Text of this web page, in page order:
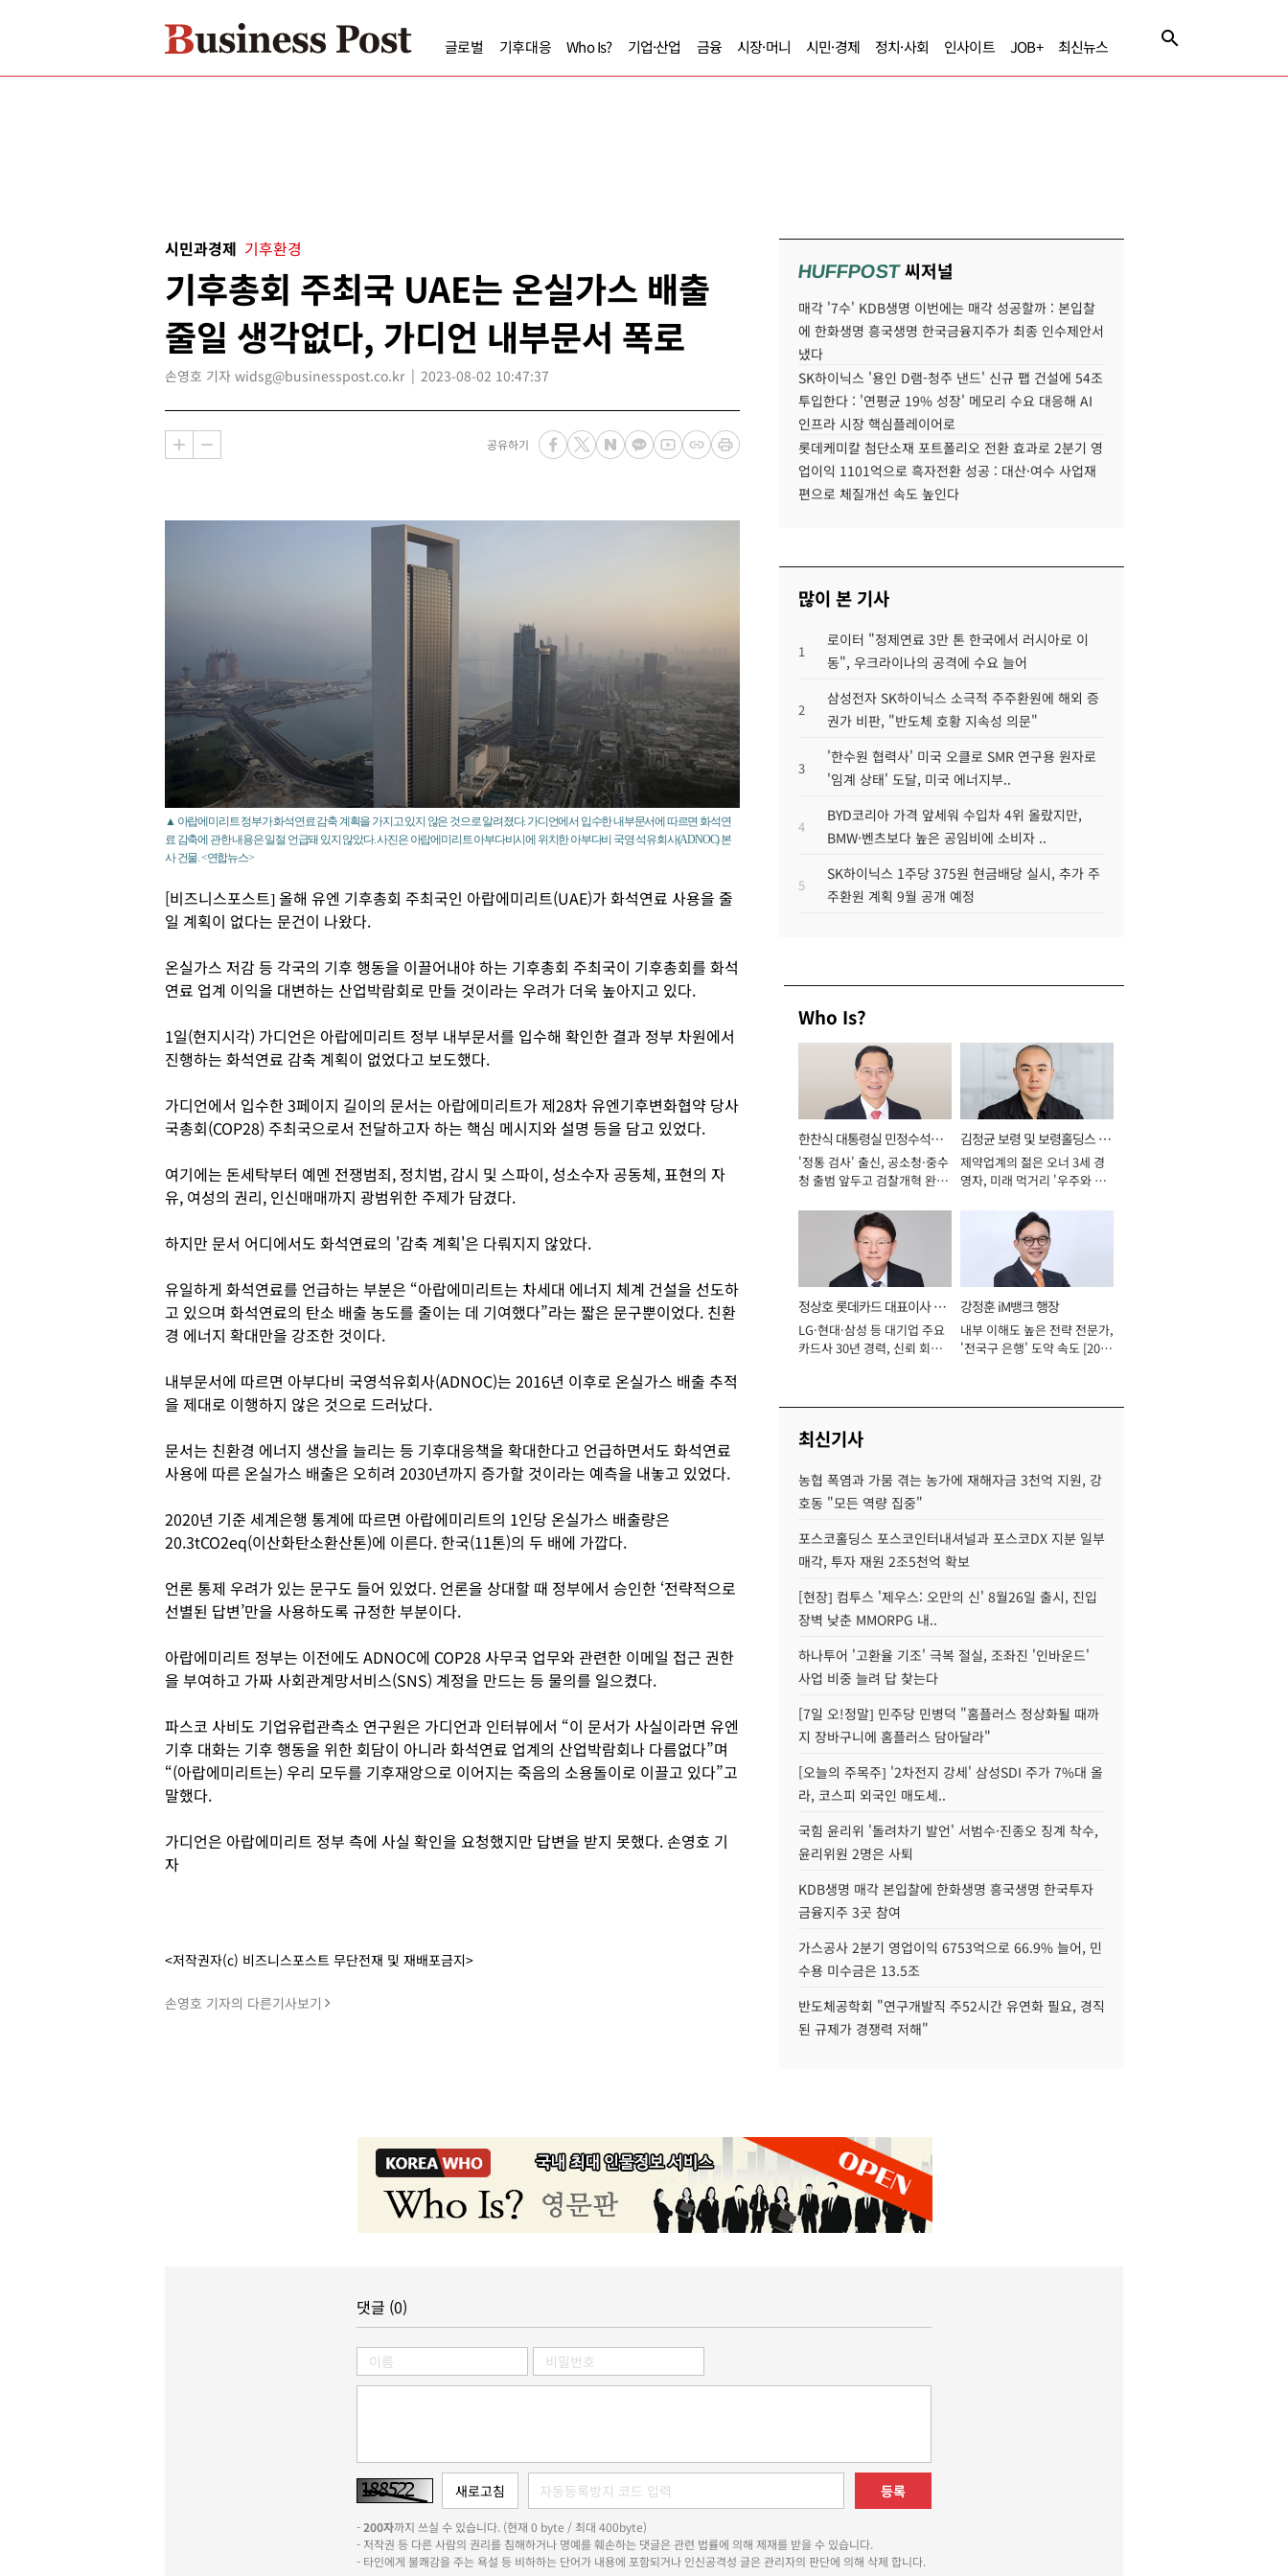
글로벌 기후대응 Who Is? 기업·산업 금융 시장·머니 시민·경제 정치·사회 인사이트 JOB+ 최신뉴스
시민과경제 기후환경
기후총회 주최국 UAE는 온실가스 배출
줄일 생각없다, 가디언 내부문서 폭로
손영호 기자 widsg@businesspost.co.kr 2023-08-02 10:47:37
공유하기
▲ 아랍에미리트 정부가 화석연료 감축 계획을 가지고 있지 않은 것으로 알려졌다. 가디언에서 입수한 내부문서에 따르면 화석연
료 감축에 관한 내용은 일절 언급돼 있지 않았다. 사진은 아랍에미리트 아부다비시에 위치한 아부다비 국영 석유회사(ADNOC) 본
사 건물. <연합뉴스>
[비즈니스포스트] 올해 유엔 기후총회 주최국인 아랍에미리트(UAE)가 화석연료 사용을 줄
일 계획이 없다는 문건이 나왔다.
온실가스 저감 등 각국의 기후 행동을 이끌어내야 하는 기후총회 주최국이 기후총회를 화석
연료 업계 이익을 대변하는 산업박람회로 만들 것이라는 우려가 더욱 높아지고 있다.
1일(현지시각) 가디언은 아랍에미리트 정부 내부문서를 입수해 확인한 결과 정부 차원에서
진행하는 화석연료 감축 계획이 없었다고 보도했다.
가디언에서 입수한 3페이지 길이의 문서는 아랍에미리트가 제28차 유엔기후변화협약 당사
국총회(COP28) 주최국으로서 전달하고자 하는 핵심 메시지와 설명 등을 담고 있었다.
여기에는 돈세탁부터 예멘 전쟁범죄, 정치범, 감시 및 스파이, 성소수자 공동체, 표현의 자
유, 여성의 권리, 인신매매까지 광범위한 주제가 담겼다.
하지만 문서 어디에서도 화석연료의 '감축 계획'은 다뤄지지 않았다.
유일하게 화석연료를 언급하는 부분은 “아랍에미리트는 차세대 에너지 체계 건설을 선도하
고 있으며 화석연료의 탄소 배출 농도를 줄이는 데 기여했다”라는 짧은 문구뿐이었다. 친환
경 에너지 확대만을 강조한 것이다.
내부문서에 따르면 아부다비 국영석유회사(ADNOC)는 2016년 이후로 온실가스 배출 추적
을 제대로 이행하지 않은 것으로 드러났다.
문서는 친환경 에너지 생산을 늘리는 등 기후대응책을 확대한다고 언급하면서도 화석연료
사용에 따른 온실가스 배출은 오히려 2030년까지 증가할 것이라는 예측을 내놓고 있었다.
2020년 기준 세계은행 통계에 따르면 아랍에미리트의 1인당 온실가스 배출량은
20.3tCO2eq(이산화탄소환산톤)에 이른다. 한국(11톤)의 두 배에 가깝다.
언론 통제 우려가 있는 문구도 들어 있었다. 언론을 상대할 때 정부에서 승인한 ‘전략적으로
선별된 답변’만을 사용하도록 규정한 부분이다.
아랍에미리트 정부는 이전에도 ADNOC에 COP28 사무국 업무와 관련한 이메일 접근 권한
을 부여하고 가짜 사회관계망서비스(SNS) 계정을 만드는 등 물의를 일으켰다.
파스코 사비도 기업유럽관측소 연구원은 가디언과 인터뷰에서 “이 문서가 사실이라면 유엔
기후 대화는 기후 행동을 위한 회담이 아니라 화석연료 업계의 산업박람회나 다름없다”며
“(아랍에미리트는) 우리 모두를 기후재앙으로 이어지는 죽음의 소용돌이로 이끌고 있다”고
말했다.
가디언은 아랍에미리트 정부 측에 사실 확인을 요청했지만 답변을 받지 못했다. 손영호 기
자
<저작권자(c) 비즈니스포스트 무단전재 및 재배포금지>
손영호 기자의 다른기사보기
HUFFPOST씨저널
매각 '7수' KDB생명 이번에는 매각 성공할까 : 본입찰
에 한화생명 흥국생명 한국금융지주가 최종 인수제안서
냈다
SK하이닉스 '용인 D램-청주 낸드' 신규 팹 건설에 54조
투입한다 : '연평균 19% 성장' 메모리 수요 대응해 AI
인프라 시장 핵심플레이어로
롯데케미칼 첨단소재 포트폴리오 전환 효과로 2분기 영
업이익 1101억으로 흑자전환 성공 : 대산·여수 사업재
편으로 체질개선 속도 높인다
많이 본 기사
1
로이터 "정제연료 3만 톤 한국에서 러시아로 이
동", 우크라이나의 공격에 수요 늘어
2
삼성전자 SK하이닉스 소극적 주주환원에 해외 증
권가 비판, "반도체 호황 지속성 의문"
3
'한수원 협력사' 미국 오클로 SMR 연구용 원자로
'임계 상태' 도달, 미국 에너지부..
4
BYD코리아 가격 앞세워 수입차 4위 올랐지만,
BMW·벤츠보다 높은 공임비에 소비자 ..
5
SK하이닉스 1주당 375원 현금배당 실시, 추가 주
주환원 계획 9월 공개 예정
Who Is?
한찬식 대통령실 민정수석비
서관
'정통 검사' 출신, 공소청·중수
청 출범 앞두고 검찰개혁 완수
김정균 보령 및 보령홀딩스 대
표이사 사장
제약업계의 젊은 오너 3세 경
영자, 미래 먹거리 '우주와 헬
정상호 롯데카드 대표이사 사
장
LG·현대·삼성 등 대기업 주요
카드사 30년 경력, 신뢰 회복
강정훈 iM뱅크 행장
내부 이해도 높은 전략 전문가,
'전국구 은행' 도약 속도 [2026
최신기사
농협 폭염과 가뭄 겪는 농가에 재해자금 3천억 지원, 강
호동 "모든 역량 집중"
포스코홀딩스 포스코인터내셔널과 포스코DX 지분 일부
매각, 투자 재원 2조5천억 확보
[현장] 컴투스 '제우스: 오만의 신' 8월26일 출시, 진입
장벽 낮춘 MMORPG 내..
하나투어 '고환율 기조' 극복 절실, 조좌진 '인바운드'
사업 비중 늘려 답 찾는다
[7일 오!정말] 민주당 민병덕 "홈플러스 정상화될 때까
지 장바구니에 홈플러스 담아달라"
[오늘의 주목주] '2차전지 강세' 삼성SDI 주가 7%대 올
라, 코스피 외국인 매도세..
국힘 윤리위 '돌려차기 발언' 서범수·진종오 징계 착수,
윤리위원 2명은 사퇴
KDB생명 매각 본입찰에 한화생명 흥국생명 한국투자
금융지주 3곳 참여
가스공사 2분기 영업이익 6753억으로 66.9% 늘어, 민
수용 미수금은 13.5조
반도체공학회 "연구개발직 주52시간 유연화 필요, 경직
된 규제가 경쟁력 저해"
댓글 (0)
등록
-200자까지 쓰실 수 있습니다. (현재 0 byte / 최대 400byte)
- 저작권 등 다른 사람의 권리를 침해하거나 명예를 훼손하는 댓글은 관련 법률에 의해 제재를 받을 수 있습니다.
- 타인에게 불쾌감을 주는 욕설 등 비하하는 단어가 내용에 포함되거나 인신공격성 글은 관리자의 판단에 의해 삭제 합니다.